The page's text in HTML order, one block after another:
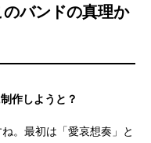
のバンドの真理か
作しようと？
。最初は「愛哀想奏」と